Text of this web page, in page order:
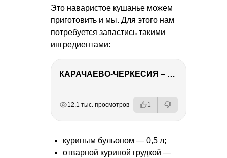
Это наваристое кушанье можем
приготовить и мы. Для этого нам
потребуется запастись такими
ингредиентами:
КАРАЧАЕВО-ЧЕРКЕСИЯ – ПУТЕШЕСТВИЕ НА КАВКАЗ часть 2
12.1 тыс. просмотров 1
куриным бульоном — 0,5 л;
отварной куриной грудкой —